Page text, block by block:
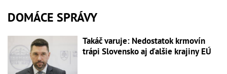
DOMÁCE SPRÁVY
Takáč varuje: Nedostatok krmovín
trápi Slovensko aj ďalšie krajiny EÚ